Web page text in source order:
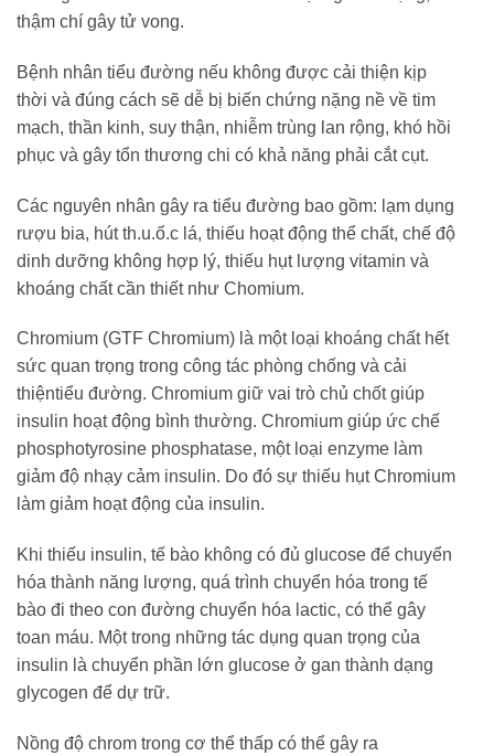
thậm chí gây tử vong.
Bệnh nhân tiểu đường nếu không được cải thiện kịp
thời và đúng cách sẽ dễ bị biến chứng nặng nề về tim
mạch, thần kinh, suy thận, nhiễm trùng lan rộng, khó hồi
phục và gây tổn thương chi có khả năng phải cắt cụt.
Các nguyên nhân gây ra tiểu đường bao gồm: lạm dụng
rượu bia, hút th.u.ố.c lá, thiếu hoạt động thể chất, chế độ
dinh dưỡng không hợp lý, thiếu hụt lượng vitamin và
khoáng chất cần thiết như Chomium.
Chromium (GTF Chromium) là một loại khoáng chất hết
sức quan trọng trong công tác phòng chống và cải
thiệntiểu đường. Chromium giữ vai trò chủ chốt giúp
insulin hoạt động bình thường. Chromium giúp ức chế
phosphotyrosine phosphatase, một loại enzyme làm
giảm độ nhạy cảm insulin. Do đó sự thiếu hụt Chromium
làm giảm hoạt động của insulin.
Khi thiếu insulin, tế bào không có đủ glucose để chuyển
hóa thành năng lượng, quá trình chuyển hóa trong tế
bào đi theo con đường chuyển hóa lactic, có thể gây
toan máu. Một trong những tác dụng quan trọng của
insulin là chuyển phần lớn glucose ở gan thành dạng
glycogen để dự trữ.
Nồng độ chrom trong cơ thể thấp có thể gây ra